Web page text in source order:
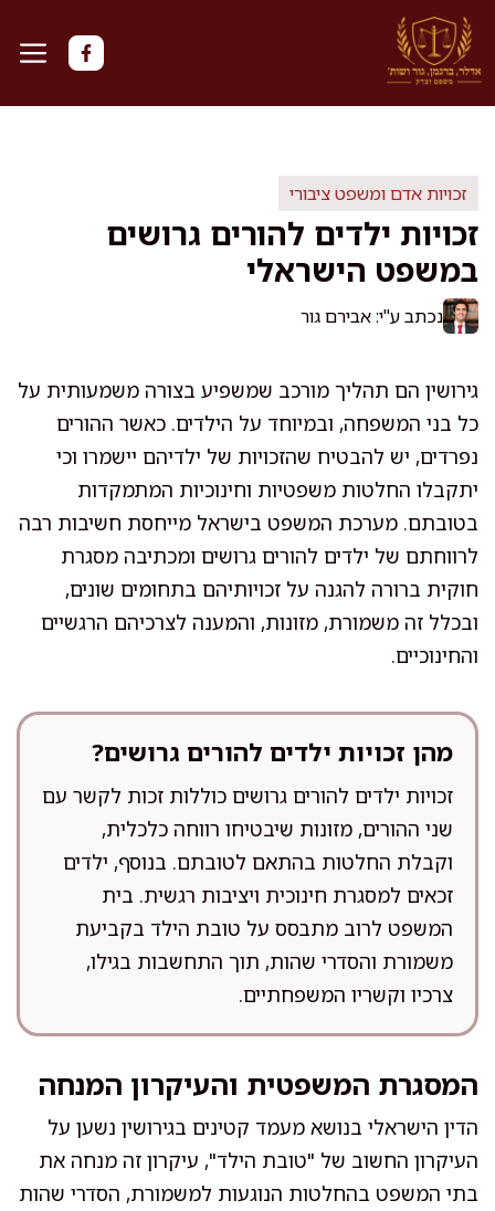
לדלג
לתוכן
זכויות אדם ומשפט ציבורי
זכויות ילדים להורים גרושים
במשפט הישראלי
נכתב ע"י: אבירם גור
גירושין הם תהליך מורכב שמשפיע בצורה משמעותית על
כל בני המשפחה, ובמיוחד על הילדים. כאשר ההורים
נפרדים, יש להבטיח שהזכויות של ילדיהם יישמרו וכי
יתקבלו החלטות משפטיות וחינוכיות המתמקדות
בטובתם. מערכת המשפט בישראל מייחסת חשיבות רבה
לרווחתם של ילדים להורים גרושים ומכתיבה מסגרת
חוקית ברורה להגנה על זכויותיהם בתחומים שונים,
ובכלל זה משמורת, מזונות, והמענה לצרכיהם הרגשיים
והחינוכיים.
מהן זכויות ילדים להורים גרושים?
זכויות ילדים להורים גרושים כוללות זכות לקשר עם
שני ההורים, מזונות שיבטיחו רווחה כלכלית,
וקבלת החלטות בהתאם לטובתם. בנוסף, ילדים
זכאים למסגרת חינוכית ויציבות רגשית. בית
המשפט לרוב מתבסס על טובת הילד בקביעת
משמורת והסדרי שהות, תוך התחשבות בגילו,
צרכיו וקשריו המשפחתיים.
המסגרת המשפטית והעיקרון המנחה
הדין הישראלי בנושא מעמד קטינים בגירושין נשען על
העיקרון החשוב של "טובת הילד", עיקרון זה מנחה את
בתי המשפט בהחלטות הנוגעות למשמורת, הסדרי שהות